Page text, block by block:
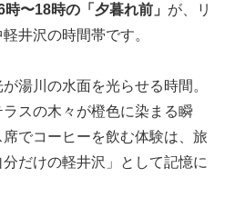
時〜18時の「夕暮れ前」 が、リ
井沢の時間帯です。
湯川の水面を光らせる時間。
スの木々が橙色に染まる瞬
でコーヒーを飲む体験は、旅
だけの軽井沢」として記憶に